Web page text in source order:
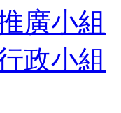
廣小組
政小組